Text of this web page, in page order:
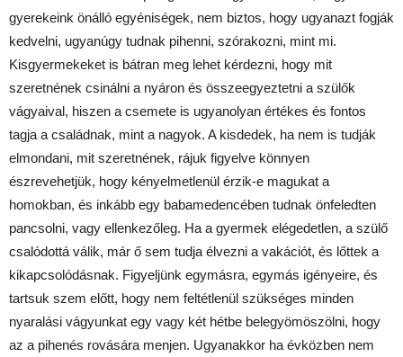
gyerekeink önálló egyéniségek, nem biztos, hogy ugyanazt fogják
kedvelni, ugyanúgy tudnak pihenni, szórakozni, mint mi.
Kisgyermekeket is bátran meg lehet kérdezni, hogy mit
szeretnének csinálni a nyáron és összeegyeztetni a szülők
vágyaival, hiszen a csemete is ugyanolyan értékes és fontos
tagja a családnak, mint a nagyok. A kisdedek, ha nem is tudják
elmondani, mit szeretnének, rájuk figyelve könnyen
észrevehetjük, hogy kényelmetlenül érzik-e magukat a
homokban, és inkább egy babamedencében tudnak önfeledten
pancsolni, vagy ellenkezőleg. Ha a gyermek elégedetlen, a szülő
csalódottá válik, már ő sem tudja élvezni a vakációt, és lőttek a
kikapcsolódásnak. Figyeljünk egymásra, egymás igényeire, és
tartsuk szem előtt, hogy nem feltétlenül szükséges minden
nyaralási vágyunkat egy vagy két hétbe belegyömöszölni, hogy
az a pihenés rovására menjen. Ugyanakkor ha évközben nem